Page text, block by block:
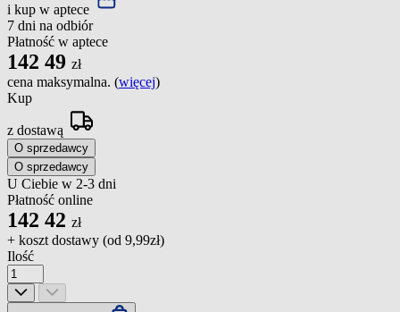
i kup w aptece
7 dni na odbiór
Płatność w aptece
142 49 zł
cena maksymalna. (więcej)
Kup
z dostawą
O sprzedawcy
O sprzedawcy
U Ciebie w 2-3 dni
Płatność online
142 42 zł
+ koszt dostawy (od 9,99zł)
Ilość